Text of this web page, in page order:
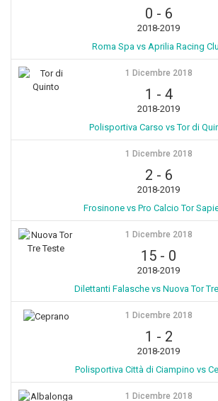
0 - 6
2018-2019
Roma Spa vs Aprilia Racing
1 Dicembre 2018
1 - 4
2018-2019
Polisportiva Carso vs Tor di
1 Dicembre 2018
2 - 6
2018-2019
Frosinone vs Pro Calcio Tor
1 Dicembre 2018
15 - 0
2018-2019
Dilettanti Falasche vs Nuova Tor
1 Dicembre 2018
1 - 2
2018-2019
Polisportiva Città di Ciampino vs
1 Dicembre 2018